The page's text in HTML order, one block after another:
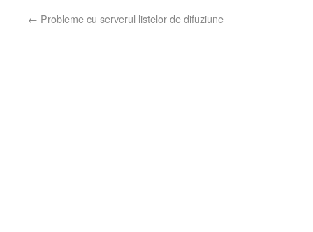
← Probleme cu serverul listelor de difuziune